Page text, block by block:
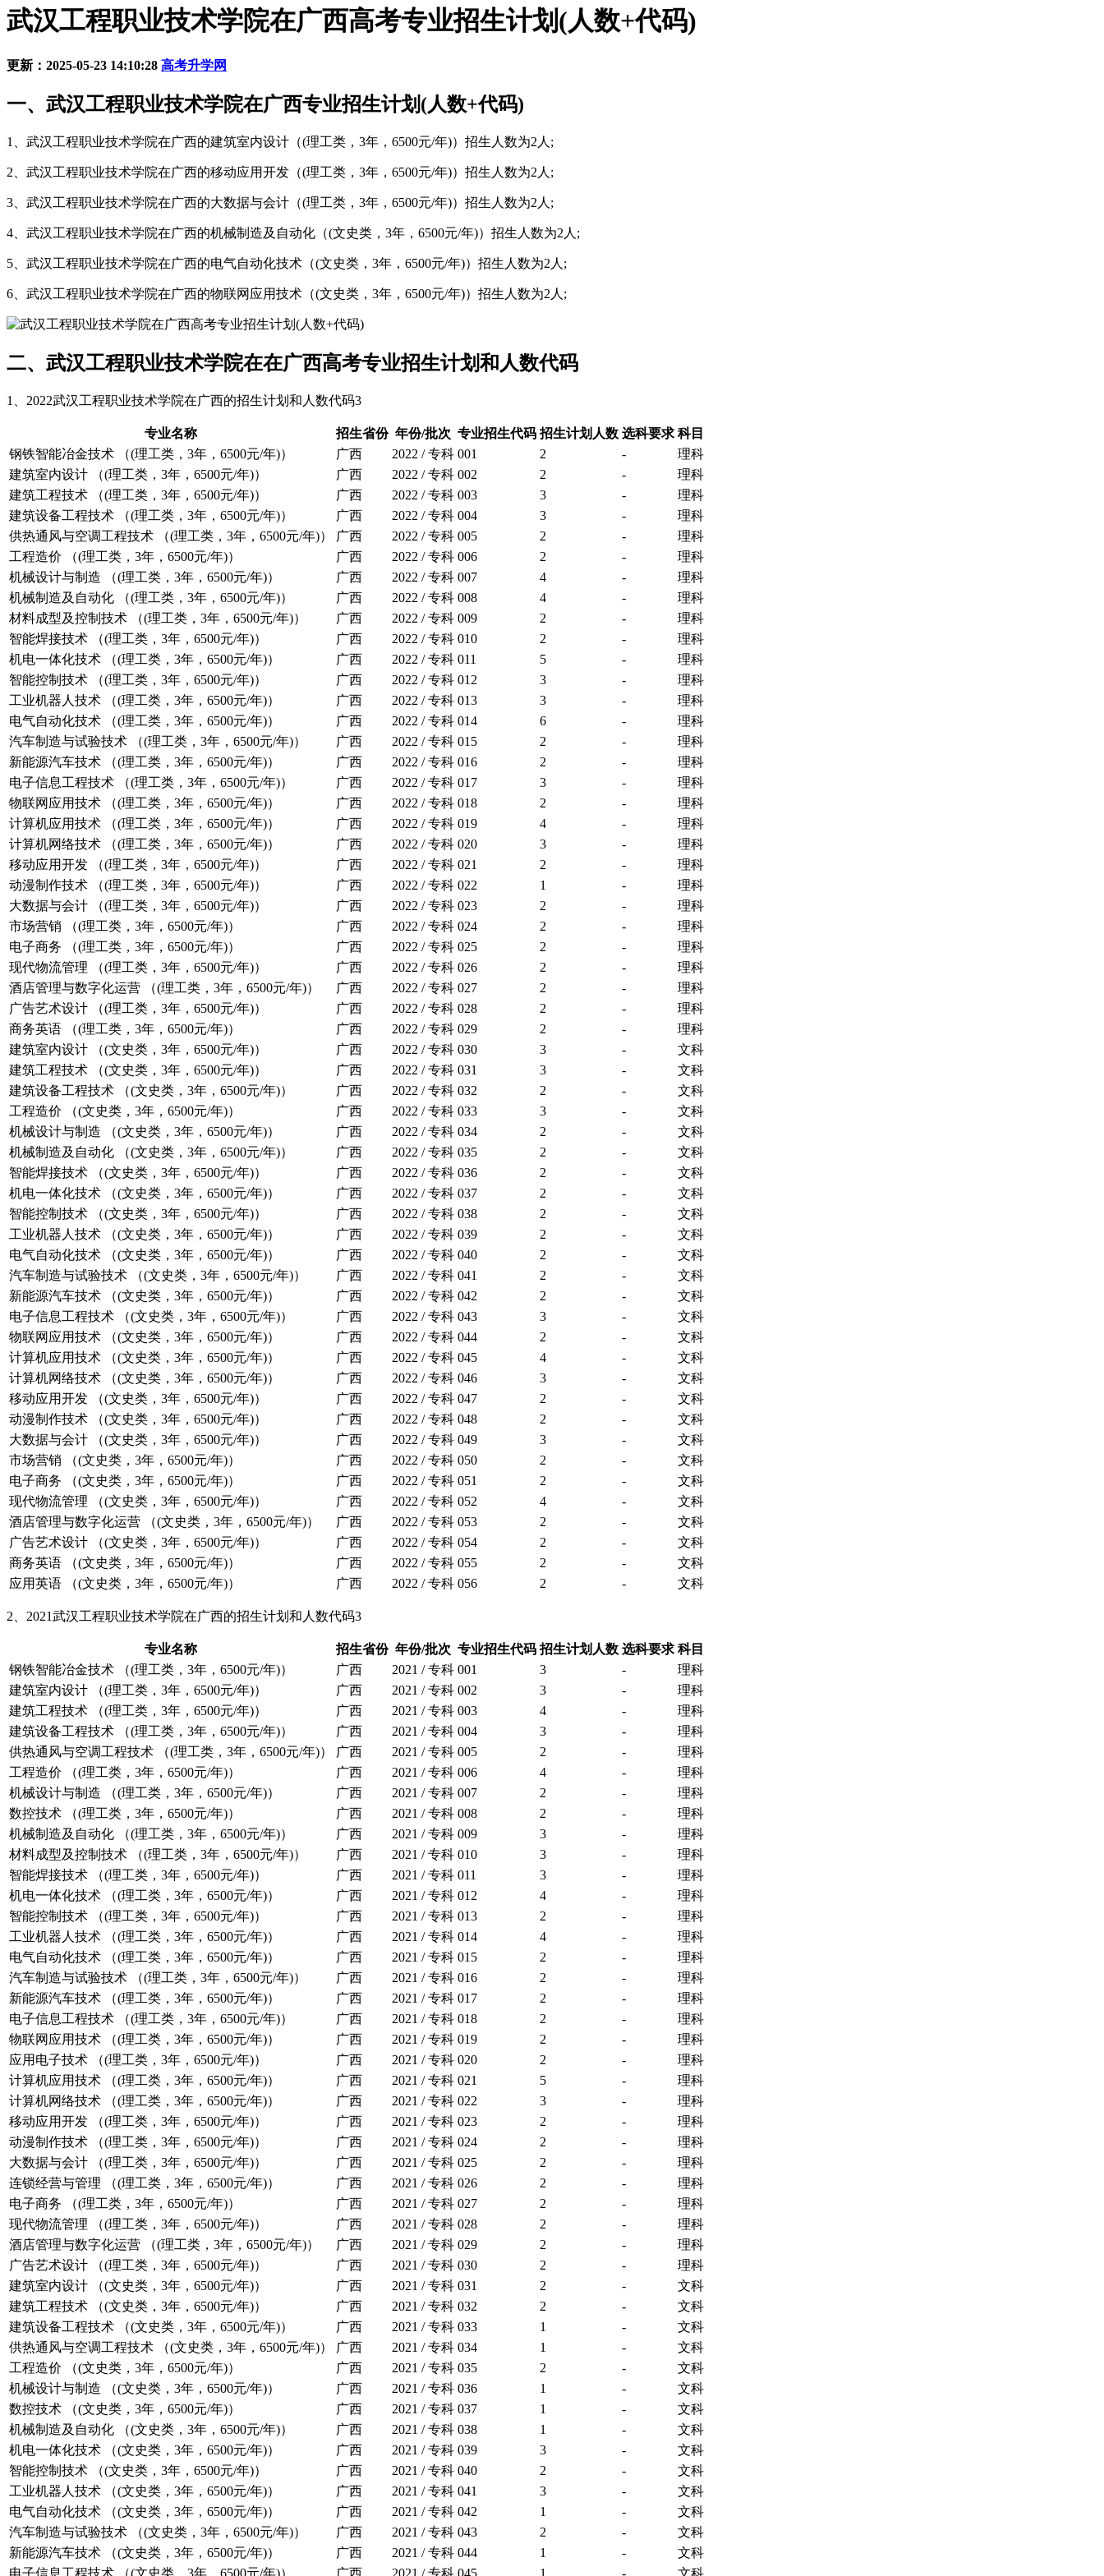
武汉工程职业技术学院在广西高考专业招生计划(人数+代码)
更新：2025-05-23 14:10:28 高考升学网
一、武汉工程职业技术学院在广西专业招生计划(人数+代码)
1、武汉工程职业技术学院在广西的建筑室内设计（(理工类，3年，6500元/年)）招生人数为2人;
2、武汉工程职业技术学院在广西的移动应用开发（(理工类，3年，6500元/年)）招生人数为2人;
3、武汉工程职业技术学院在广西的大数据与会计（(理工类，3年，6500元/年)）招生人数为2人;
4、武汉工程职业技术学院在广西的机械制造及自动化（(文史类，3年，6500元/年)）招生人数为2人;
5、武汉工程职业技术学院在广西的电气自动化技术（(文史类，3年，6500元/年)）招生人数为2人;
6、武汉工程职业技术学院在广西的物联网应用技术（(文史类，3年，6500元/年)）招生人数为2人;
二、武汉工程职业技术学院在在广西高考专业招生计划和人数代码
1、2022武汉工程职业技术学院在广西的招生计划和人数代码3
专业名称 招生省份 年份/批次 专业招生代码 招生计划人数 选科要求 科目
钢铁智能冶金技术 （(理工类，3年，6500元/年)）
广西 2022 / 专科 001 2 -
理科
建筑室内设计 （(理工类，3年，6500元/年)）
广西 2022 / 专科 002 2 -
理科
建筑工程技术 （(理工类，3年，6500元/年)）
广西 2022 / 专科 003 3 -
理科
建筑设备工程技术 （(理工类，3年，6500元/年)）
广西 2022 / 专科 004 3 -
理科
供热通风与空调工程技术 （(理工类，3年，6500元/年)）
广西 2022 / 专科 005 2 -
理科
工程造价 （(理工类，3年，6500元/年)）
广西 2022 / 专科 006 2 -
理科
机械设计与制造 （(理工类，3年，6500元/年)）
广西 2022 / 专科 007 4 -
理科
机械制造及自动化 （(理工类，3年，6500元/年)）
广西 2022 / 专科 008 4 -
理科
材料成型及控制技术 （(理工类，3年，6500元/年)）
广西 2022 / 专科 009 2 -
理科
智能焊接技术 （(理工类，3年，6500元/年)）
广西 2022 / 专科 010 2 -
理科
机电一体化技术 （(理工类，3年，6500元/年)）
广西 2022 / 专科 011 5 -
理科
智能控制技术 （(理工类，3年，6500元/年)）
广西 2022 / 专科 012 3 -
理科
工业机器人技术 （(理工类，3年，6500元/年)）
广西 2022 / 专科 013 3 -
理科
电气自动化技术 （(理工类，3年，6500元/年)）
广西 2022 / 专科 014 6 -
理科
汽车制造与试验技术 （(理工类，3年，6500元/年)）
广西 2022 / 专科 015 2 -
理科
新能源汽车技术 （(理工类，3年，6500元/年)）
广西 2022 / 专科 016 2 -
理科
电子信息工程技术 （(理工类，3年，6500元/年)）
广西 2022 / 专科 017 3 -
理科
物联网应用技术 （(理工类，3年，6500元/年)）
广西 2022 / 专科 018 2 -
理科
计算机应用技术 （(理工类，3年，6500元/年)）
广西 2022 / 专科 019 4 -
理科
计算机网络技术 （(理工类，3年，6500元/年)）
广西 2022 / 专科 020 3 -
理科
移动应用开发 （(理工类，3年，6500元/年)）
广西 2022 / 专科 021 2 -
理科
动漫制作技术 （(理工类，3年，6500元/年)）
广西 2022 / 专科 022 1 -
理科
大数据与会计 （(理工类，3年，6500元/年)）
广西 2022 / 专科 023 2 -
理科
市场营销 （(理工类，3年，6500元/年)）
广西 2022 / 专科 024 2 -
理科
电子商务 （(理工类，3年，6500元/年)）
广西 2022 / 专科 025 2 -
理科
现代物流管理 （(理工类，3年，6500元/年)）
广西 2022 / 专科 026 2 -
理科
酒店管理与数字化运营 （(理工类，3年，6500元/年)）
广西 2022 / 专科 027 2 -
理科
广告艺术设计 （(理工类，3年，6500元/年)）
广西 2022 / 专科 028 2 -
理科
商务英语 （(理工类，3年，6500元/年)）
广西 2022 / 专科 029 2 -
理科
建筑室内设计 （(文史类，3年，6500元/年)）
广西 2022 / 专科 030 3 -
文科
建筑工程技术 （(文史类，3年，6500元/年)）
广西 2022 / 专科 031 3 -
文科
建筑设备工程技术 （(文史类，3年，6500元/年)）
广西 2022 / 专科 032 2 -
文科
工程造价 （(文史类，3年，6500元/年)）
广西 2022 / 专科 033 3 -
文科
机械设计与制造 （(文史类，3年，6500元/年)）
广西 2022 / 专科 034 2 -
文科
机械制造及自动化 （(文史类，3年，6500元/年)）
广西 2022 / 专科 035 2 -
文科
智能焊接技术 （(文史类，3年，6500元/年)）
广西 2022 / 专科 036 2 -
文科
机电一体化技术 （(文史类，3年，6500元/年)）
广西 2022 / 专科 037 2 -
文科
智能控制技术 （(文史类，3年，6500元/年)）
广西 2022 / 专科 038 2 -
文科
工业机器人技术 （(文史类，3年，6500元/年)）
广西 2022 / 专科 039 2 -
文科
电气自动化技术 （(文史类，3年，6500元/年)）
广西 2022 / 专科 040 2 -
文科
汽车制造与试验技术 （(文史类，3年，6500元/年)）
广西 2022 / 专科 041 2 -
文科
新能源汽车技术 （(文史类，3年，6500元/年)）
广西 2022 / 专科 042 2 -
文科
电子信息工程技术 （(文史类，3年，6500元/年)）
广西 2022 / 专科 043 3 -
文科
物联网应用技术 （(文史类，3年，6500元/年)）
广西 2022 / 专科 044 2 -
文科
计算机应用技术 （(文史类，3年，6500元/年)）
广西 2022 / 专科 045 4 -
文科
计算机网络技术 （(文史类，3年，6500元/年)）
广西 2022 / 专科 046 3 -
文科
移动应用开发 （(文史类，3年，6500元/年)）
广西 2022 / 专科 047 2 -
文科
动漫制作技术 （(文史类，3年，6500元/年)）
广西 2022 / 专科 048 2 -
文科
大数据与会计 （(文史类，3年，6500元/年)）
广西 2022 / 专科 049 3 -
文科
市场营销 （(文史类，3年，6500元/年)）
广西 2022 / 专科 050 2 -
文科
电子商务 （(文史类，3年，6500元/年)）
广西 2022 / 专科 051 2 -
文科
现代物流管理 （(文史类，3年，6500元/年)）
广西 2022 / 专科 052 4 -
文科
酒店管理与数字化运营 （(文史类，3年，6500元/年)）
广西 2022 / 专科 053 2 -
文科
广告艺术设计 （(文史类，3年，6500元/年)）
广西 2022 / 专科 054 2 -
文科
商务英语 （(文史类，3年，6500元/年)）
广西 2022 / 专科 055 2 -
文科
应用英语 （(文史类，3年，6500元/年)）
广西 2022 / 专科 056 2 - 文科
2、2021武汉工程职业技术学院在广西的招生计划和人数代码3
专业名称 招生省份 年份/批次 专业招生代码 招生计划人数 选科要求 科目
钢铁智能冶金技术 （(理工类，3年，6500元/年)）
广西 2021 / 专科 001 3 -
理科
建筑室内设计 （(理工类，3年，6500元/年)）
广西 2021 / 专科 002 3 -
理科
建筑工程技术 （(理工类，3年，6500元/年)）
广西 2021 / 专科 003 4 -
理科
建筑设备工程技术 （(理工类，3年，6500元/年)）
广西 2021 / 专科 004 3 -
理科
供热通风与空调工程技术 （(理工类，3年，6500元/年)）
广西 2021 / 专科 005 2 -
理科
工程造价 （(理工类，3年，6500元/年)）
广西 2021 / 专科 006 4 -
理科
机械设计与制造 （(理工类，3年，6500元/年)）
广西 2021 / 专科 007 2 -
理科
数控技术 （(理工类，3年，6500元/年)）
广西 2021 / 专科 008 2 -
理科
机械制造及自动化 （(理工类，3年，6500元/年)）
广西 2021 / 专科 009 3 -
理科
材料成型及控制技术 （(理工类，3年，6500元/年)）
广西 2021 / 专科 010 3 -
理科
智能焊接技术 （(理工类，3年，6500元/年)）
广西 2021 / 专科 011 3 -
理科
机电一体化技术 （(理工类，3年，6500元/年)）
广西 2021 / 专科 012 4 -
理科
智能控制技术 （(理工类，3年，6500元/年)）
广西 2021 / 专科 013 2 -
理科
工业机器人技术 （(理工类，3年，6500元/年)）
广西 2021 / 专科 014 4 -
理科
电气自动化技术 （(理工类，3年，6500元/年)）
广西 2021 / 专科 015 2 -
理科
汽车制造与试验技术 （(理工类，3年，6500元/年)）
广西 2021 / 专科 016 2 -
理科
新能源汽车技术 （(理工类，3年，6500元/年)）
广西 2021 / 专科 017 2 -
理科
电子信息工程技术 （(理工类，3年，6500元/年)）
广西 2021 / 专科 018 2 -
理科
物联网应用技术 （(理工类，3年，6500元/年)）
广西 2021 / 专科 019 2 -
理科
应用电子技术 （(理工类，3年，6500元/年)）
广西 2021 / 专科 020 2 -
理科
计算机应用技术 （(理工类，3年，6500元/年)）
广西 2021 / 专科 021 5 -
理科
计算机网络技术 （(理工类，3年，6500元/年)）
广西 2021 / 专科 022 3 -
理科
移动应用开发 （(理工类，3年，6500元/年)）
广西 2021 / 专科 023 2 -
理科
动漫制作技术 （(理工类，3年，6500元/年)）
广西 2021 / 专科 024 2 -
理科
大数据与会计 （(理工类，3年，6500元/年)）
广西 2021 / 专科 025 2 -
理科
连锁经营与管理 （(理工类，3年，6500元/年)）
广西 2021 / 专科 026 2 -
理科
电子商务 （(理工类，3年，6500元/年)）
广西 2021 / 专科 027 2 -
理科
现代物流管理 （(理工类，3年，6500元/年)）
广西 2021 / 专科 028 2 -
理科
酒店管理与数字化运营 （(理工类，3年，6500元/年)）
广西 2021 / 专科 029 2 -
理科
广告艺术设计 （(理工类，3年，6500元/年)）
广西 2021 / 专科 030 2 -
理科
建筑室内设计 （(文史类，3年，6500元/年)）
广西 2021 / 专科 031 2 -
文科
建筑工程技术 （(文史类，3年，6500元/年)）
广西 2021 / 专科 032 2 -
文科
建筑设备工程技术 （(文史类，3年，6500元/年)）
广西 2021 / 专科 033 1 -
文科
供热通风与空调工程技术 （(文史类，3年，6500元/年)）
广西 2021 / 专科 034 1 -
文科
工程造价 （(文史类，3年，6500元/年)）
广西 2021 / 专科 035 2 -
文科
机械设计与制造 （(文史类，3年，6500元/年)）
广西 2021 / 专科 036 1 -
文科
数控技术 （(文史类，3年，6500元/年)）
广西 2021 / 专科 037 1 -
文科
机械制造及自动化 （(文史类，3年，6500元/年)）
广西 2021 / 专科 038 1 -
文科
机电一体化技术 （(文史类，3年，6500元/年)）
广西 2021 / 专科 039 3 -
文科
智能控制技术 （(文史类，3年，6500元/年)）
广西 2021 / 专科 040 2 -
文科
工业机器人技术 （(文史类，3年，6500元/年)）
广西 2021 / 专科 041 3 -
文科
电气自动化技术 （(文史类，3年，6500元/年)）
广西 2021 / 专科 042 1 -
文科
汽车制造与试验技术 （(文史类，3年，6500元/年)）
广西 2021 / 专科 043 2 -
文科
新能源汽车技术 （(文史类，3年，6500元/年)）
广西 2021 / 专科 044 1 -
文科
电子信息工程技术 （(文史类，3年，6500元/年)）
广西 2021 / 专科 045 1 - 文科